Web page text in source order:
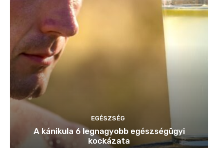
EGÉSZSÉG
A kánikula 6 legnagyobb egészségügyi
kockázata